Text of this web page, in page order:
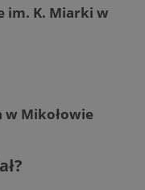
im. K. Miarki w
w Mikołowie